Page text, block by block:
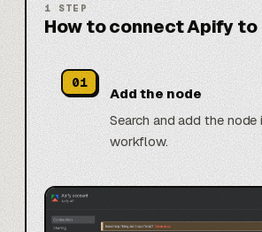
1 STEP
How to connect Apify to
01
Add the node
Search and add the node
workflow.